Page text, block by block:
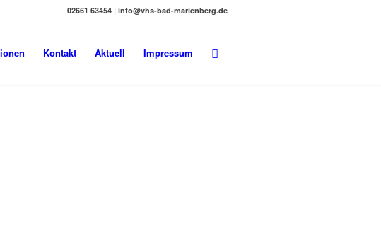
02661 63454 | info@vhs-bad-marienberg.de
Kontakt Aktuell Impressum